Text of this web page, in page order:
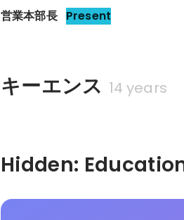
営業本部長 Present
キーエンス 14 years